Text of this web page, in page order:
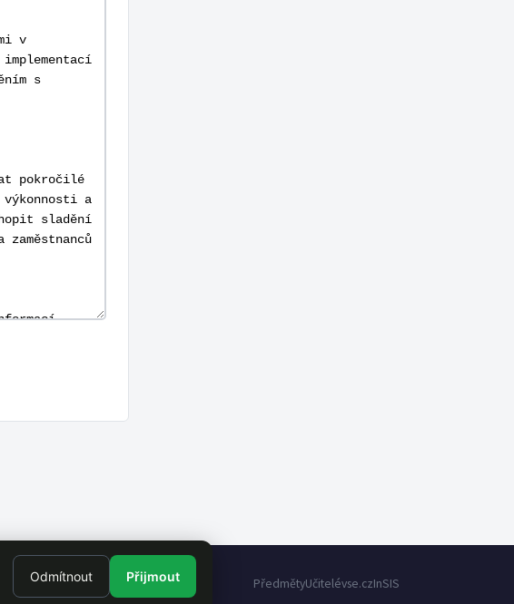
PředmětyUčitelévse.czInSIS
Odmítnout Přijmout